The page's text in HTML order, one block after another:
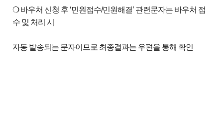
❍ 바우처 신청 후 ‘민원접수/민원해결’ 관련문자는 바우처 접
수 및 처리 시
자동 발송되는 문자이므로 최종결과는 우편을 통해 확인